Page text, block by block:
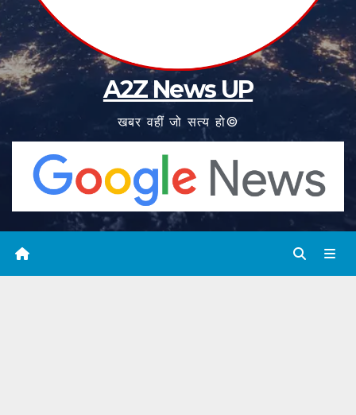
A2Z News UP
खबर वहीं जो सत्य हो©